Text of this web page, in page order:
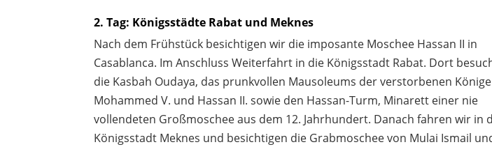
2. Tag: Königsstädte Rabat und Meknes
Nach dem Frühstück besichtigen wir die imposante Moschee Hassan II in
Casablanca. Im Anschluss Weiterfahrt in die Königsstadt Rabat. Dort
die Kasbah Oudaya, das prunkvollen Mausoleums der verstorbenen Könige
Mohammed V. und Hassan II. sowie den Hassan-Turm, Minarett einer nie
vollendeten Großmoschee aus dem 12. Jahrhundert. Danach fahren wir in
Königsstadt Meknes und besichtigen die Grabmoschee von Mulai Ismail